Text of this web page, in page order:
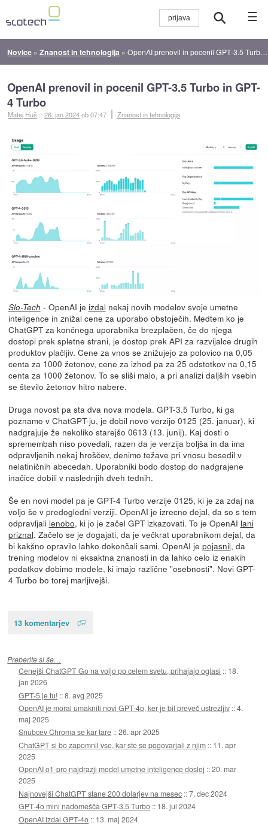
☰
Novice »Znanost in tehnologija »OpenAI prenovil in pocenil GPT-3.5 Turbo in GPT-4 Turbo
OpenAI prenovil in pocenil GPT-3.5 Turbo in GPT-
4 Turbo
Matej Huš ::26. jan 2024ob 07:47 Znanost in tehnologija
Slo-Tech - OpenAI je izdal nekaj novih modelov svoje umetne
inteligence in znižal cene za uporabo obstoječih. Medtem ko je
ChatGPT za končnega uporabnika brezplačen, če do njega
dostopi prek spletne strani, je dostop prek API za razvijalce drugih
produktov plačljiv. Cene za vnos se znižujejo za polovico na 0,05
centa za 1000 žetonov, cene za izhod pa za 25 odstotkov na 0,15
centa za 1000 žetonov. To se sliši malo, a pri analizi daljših vsebin
se število žetonov hitro nabere.
Druga novost pa sta dva nova modela. GPT-3.5 Turbo, ki ga
poznamo v ChatGPT-ju, je dobil novo verzijo 0125 (25. januar), ki
nadgrajuje že nekoliko starejšo 0613 (13. junij). Kaj dosti o
spremembah niso povedali, razen da je verzija boljša in da ima
odpravljenih nekaj hroščev, denimo težave pri vnosu besedil v
nelatiničnih abecedah. Uporabniki bodo dostop do nadgrajene
inačice dobili v naslednjih dveh tednih.
Še en novi model pa je GPT-4 Turbo verzije 0125, ki je za zdaj na
voljo še v predogledni verziji. OpenAI je izrecno dejal, da so s tem
odpravljali lenobo, ki jo je začel GPT izkazovati. To je OpenAI lani
priznal. Začelo se je dogajati, da je večkrat uporabnikom dejal, da
bi kakšno opravilo lahko dokončali sami. OpenAI je pojasnil, da
trening modelov ni eksaktna znanosti in da lahko celo iz enakih
podatkov dobimo modele, ki imajo različne "osebnosti". Novi GPT-
4 Turbo bo torej marljivejši.
13 komentarjev
Preberite si še…
Cenejši ChatGPT Go na voljo po celem svetu, prihajajo oglasi :: 18.
jan 2026
GPT-5 je tu! ::8. avg 2025
OpenAI je moral umakniti novi GPT-4o, ker je bil preveč ustrežljiv ::4.
maj 2025
Snubcev Chroma se kar tare ::26. apr 2025
ChatGPT si bo zapomnil vse, kar ste se pogovarjali z njim :: 11. apr
2025
OpenAI o1-pro najdražji model umetne inteligence doslej ::20. mar
2025
Najnovejši ChatGPT stane 200 dolarjev na mesec ::7. dec 2024
GPT-4o mini nadomešča GPT-3.5 Turbo :: 18. jul 2024
OpenAI izdal GPT-4o :: 13. maj 2024